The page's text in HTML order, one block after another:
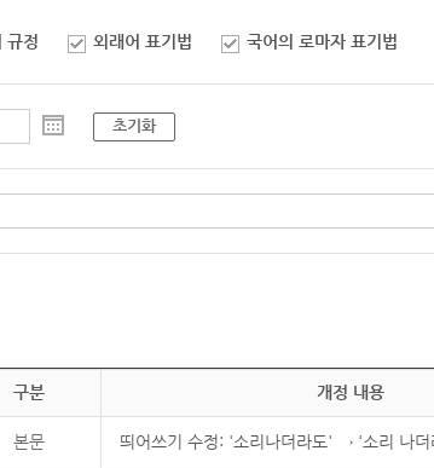
규정 외래어 표기법 국어의 로마자 표기법
초기화
구분 개정 내용
본문 띄어쓰기 수정: '소리나더라도' → '소리 나더